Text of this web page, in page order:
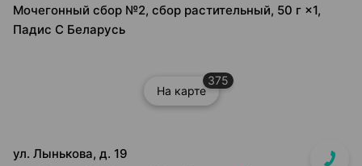
Мочегонный сбор №2, сбор растительный, 50 г ×1,
Падис С Беларусь
На карте
375
ул. Лынькова, д. 19